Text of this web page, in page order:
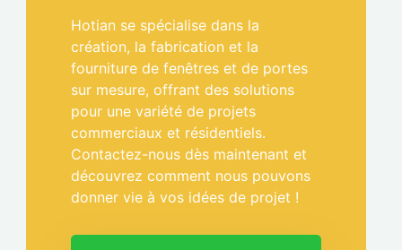
Hotian se spécialise dans la
création, la fabrication et la
fourniture de fenêtres et de portes
sur mesure, offrant des solutions
pour une variété de projets
commerciaux et résidentiels.
Contactez-nous dès maintenant et
découvrez comment nous pouvons
donner vie à vos idées de projet !